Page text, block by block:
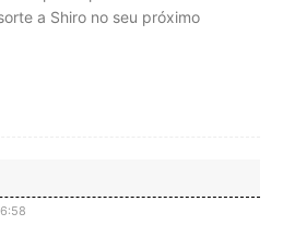
a Shiro no seu próximo